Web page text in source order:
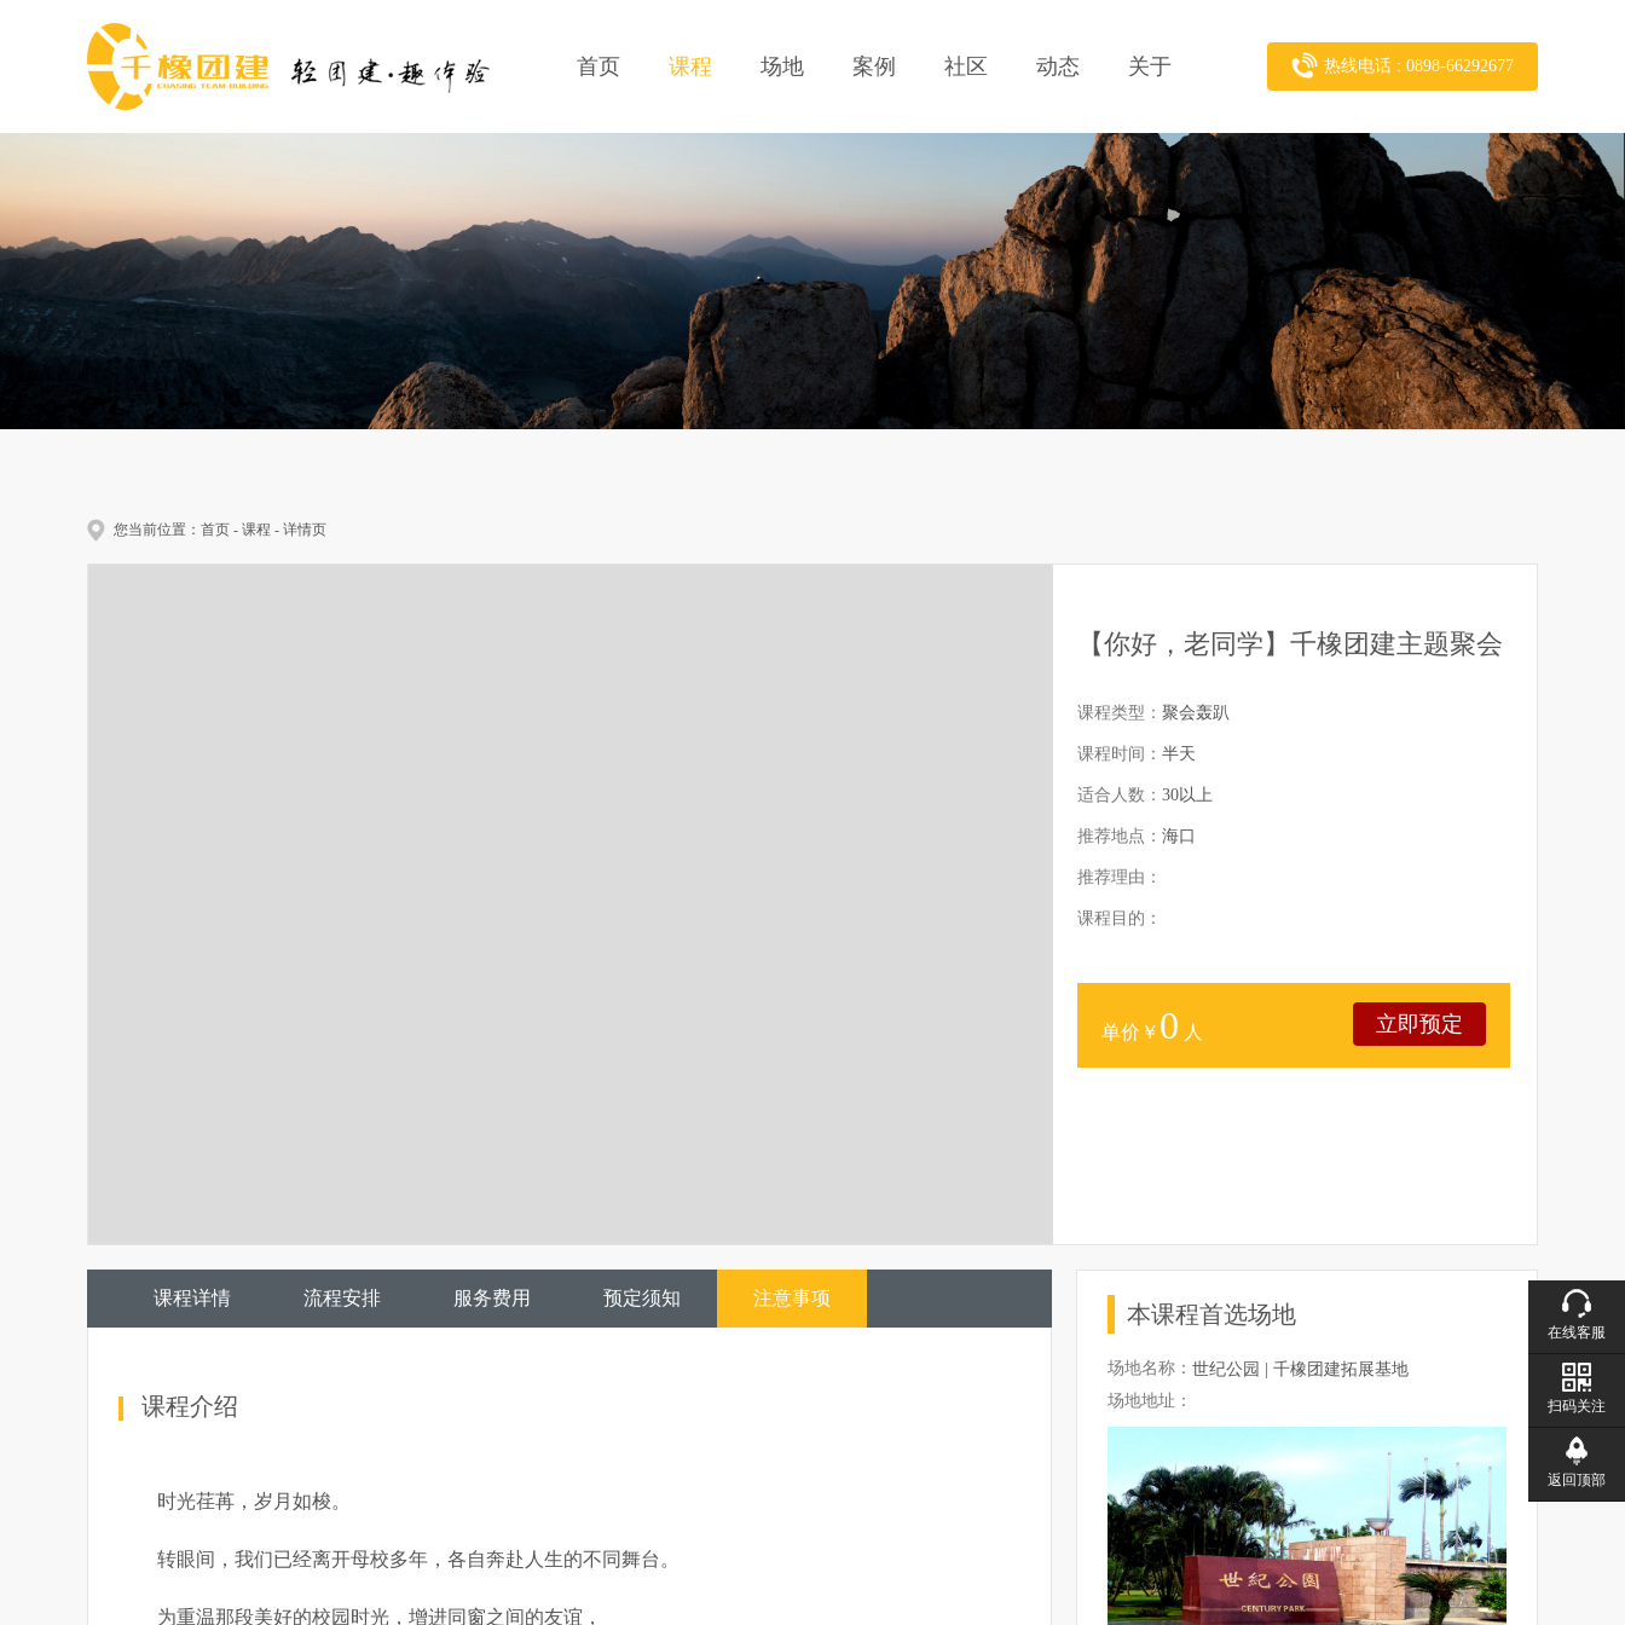
首页 课程 场地 案例 社区 动态 关于 热线电话 : 0898-66292677
您当前位置： 首页 - 课程 - 详情页
【你好，老同学】千橡团建主题聚会
课程类型： 聚会轰趴
课程时间： 半天
适合人数： 30以上
推荐地点： 海口
推荐理由：
课程目的：
单价￥ 0 人 立即预定
课程详情 流程安排 服务费用 预定须知 注意事项
课程介绍
时光荏苒，岁月如梭。
转眼间，我们已经离开母校多年，各自奔赴人生的不同舞台。
为重温那段美好的校园时光，增进同窗之间的友谊，
本课程首选场地
场地名称： 世纪公园 | 千橡团建拓展基地
场地地址：
在线客服
扫码关注
返回顶部